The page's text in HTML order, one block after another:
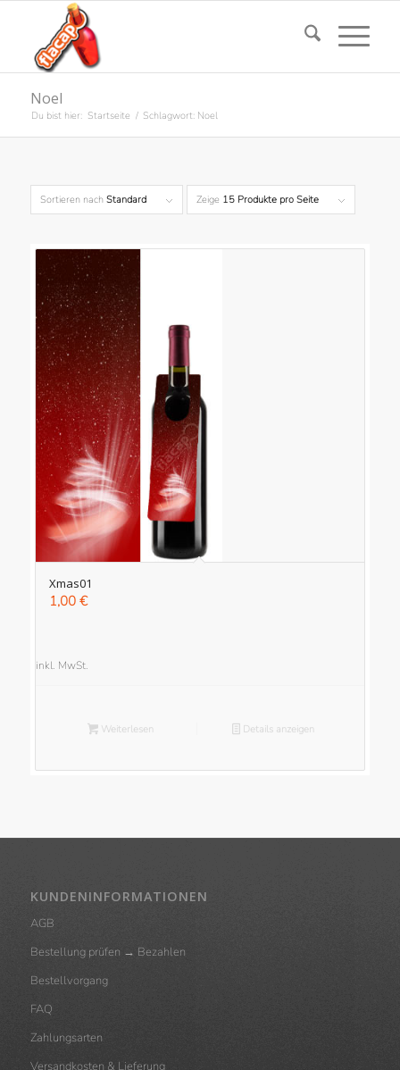
Noel
Du bist hier: Startseite / Schlagwort: Noel
Sortieren nach Standard Zeige 15 Produkte pro Seite
Xmas01
1,00 €
inkl. MwSt.
Weiterlesen Details anzeigen
KUNDENINFORMATIONEN
AGB
Bestellung prüfen → Bezahlen
Bestellvorgang
FAQ
Zahlungsarten
Versandkosten & Lieferung